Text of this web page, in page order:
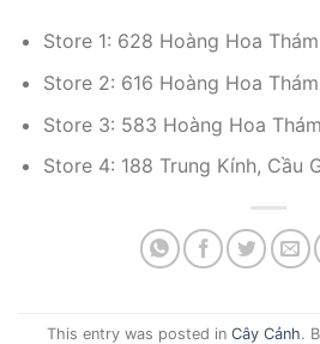
Store 1: 628 Hoàng Hoa
Store 2: 616 Hoàng Hoa
Store 3: 583 Hoàng Hoa
Store 4: 188 Trung Kính, Cầu
This entry was posted in Cây Cảnh.